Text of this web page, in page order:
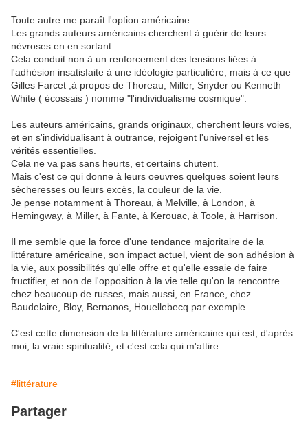
Toute autre me paraît l'option américaine.
Les grands auteurs américains cherchent à guérir de leurs
névroses en en sortant.
Cela conduit non à un renforcement des tensions liées à
l'adhésion insatisfaite à une idéologie particulière, mais à ce que
Gilles Farcet ,à propos de Thoreau, Miller, Snyder ou Kenneth
White ( écossais ) nomme "l'individualisme cosmique".
Les auteurs américains, grands originaux, cherchent leurs voies,
et en s'individualisant à outrance, rejoigent l'universel et les
vérités essentielles.
Cela ne va pas sans heurts, et certains chutent.
Mais c'est ce qui donne à leurs oeuvres quelques soient leurs
sècheresses ou leurs excès, la couleur de la vie.
Je pense notamment à Thoreau, à Melville, à London, à
Hemingway, à Miller, à Fante, à Kerouac, à Toole, à Harrison.
Il me semble que la force d'une tendance majoritaire de la
littérature américaine, son impact actuel, vient de son adhésion à
la vie, aux possibilités qu'elle offre et qu'elle essaie de faire
fructifier, et non de l'opposition à la vie telle qu'on la rencontre
chez beaucoup de russes, mais aussi, en France, chez
Baudelaire, Bloy, Bernanos, Houellebecq par exemple.
C'est cette dimension de la littérature américaine qui est, d'après
moi, la vraie spiritualité, et c'est cela qui m'attire.
#littérature
Partager